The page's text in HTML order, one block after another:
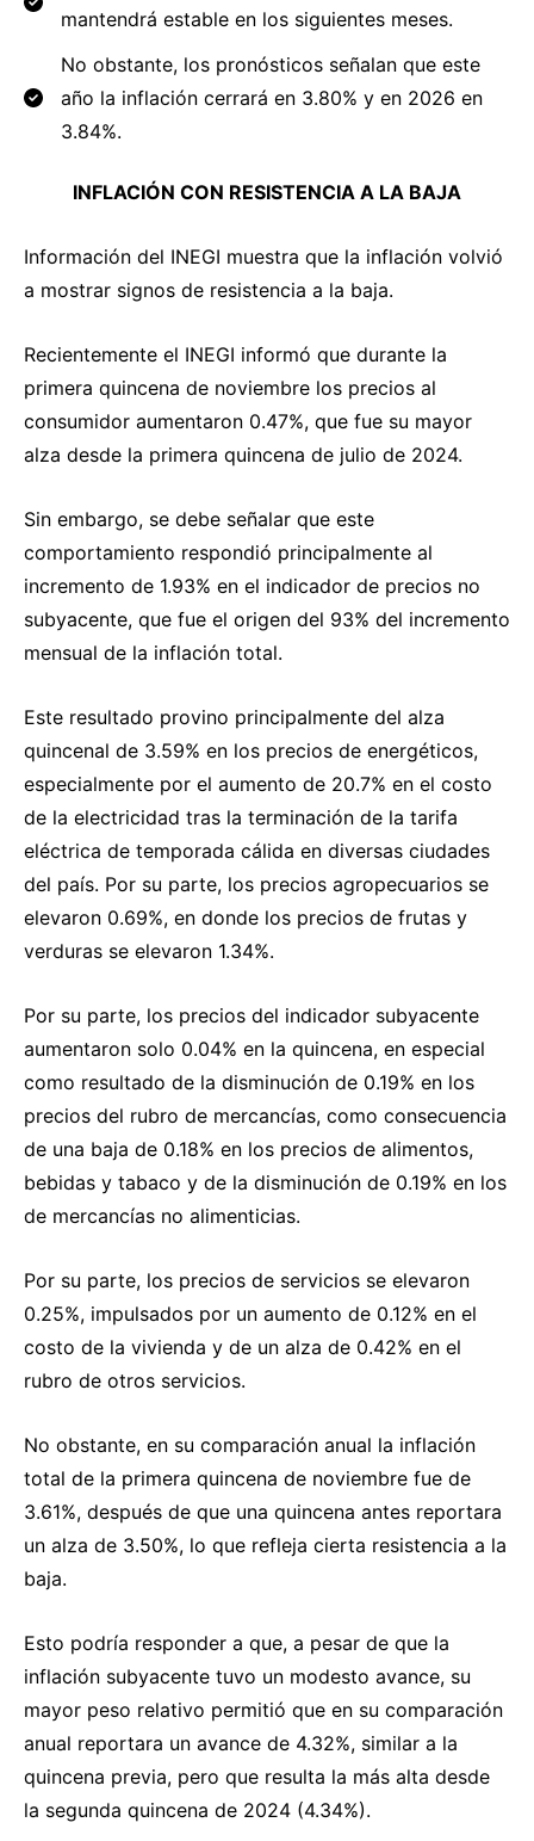
mantendrá estable en los siguientes meses.
No obstante, los pronósticos señalan que este
año la inflación cerrará en 3.80% y en 2026 en
3.84%.
INFLACIÓN CON RESISTENCIA A LA BAJA
Información del INEGI muestra que la inflación volvió
a mostrar signos de resistencia a la baja.
Recientemente el INEGI informó que durante la
primera quincena de noviembre los precios al
consumidor aumentaron 0.47%, que fue su mayor
alza desde la primera quincena de julio de 2024.
Sin embargo, se debe señalar que este
comportamiento respondió principalmente al
incremento de 1.93% en el indicador de precios no
subyacente, que fue el origen del 93% del incremento
mensual de la inflación total.
Este resultado provino principalmente del alza
quincenal de 3.59% en los precios de energéticos,
especialmente por el aumento de 20.7% en el costo
de la electricidad tras la terminación de la tarifa
eléctrica de temporada cálida en diversas ciudades
del país. Por su parte, los precios agropecuarios se
elevaron 0.69%, en donde los precios de frutas y
verduras se elevaron 1.34%.
Por su parte, los precios del indicador subyacente
aumentaron solo 0.04% en la quincena, en especial
como resultado de la disminución de 0.19% en los
precios del rubro de mercancías, como consecuencia
de una baja de 0.18% en los precios de alimentos,
bebidas y tabaco y de la disminución de 0.19% en los
de mercancías no alimenticias.
Por su parte, los precios de servicios se elevaron
0.25%, impulsados por un aumento de 0.12% en el
costo de la vivienda y de un alza de 0.42% en el
rubro de otros servicios.
No obstante, en su comparación anual la inflación
total de la primera quincena de noviembre fue de
3.61%, después de que una quincena antes reportara
un alza de 3.50%, lo que refleja cierta resistencia a la
baja.
Esto podría responder a que, a pesar de que la
inflación subyacente tuvo un modesto avance, su
mayor peso relativo permitió que en su comparación
anual reportara un avance de 4.32%, similar a la
quincena previa, pero que resulta la más alta desde
la segunda quincena de 2024 (4.34%).